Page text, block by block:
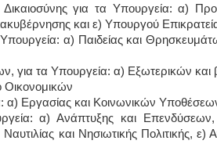
Δικαιοσύνης για τα Υπουργεία: α)
και ε) Υπουργού
α) Παιδείας και
για τα Υπουργεία: α) Εξωτερικών και
Οικονομικών
Εργασίας και Κοινωνικών
α) Ανάπτυξης και Επενδύσεων,
και Νησιωτικής Πολιτικής, ε)